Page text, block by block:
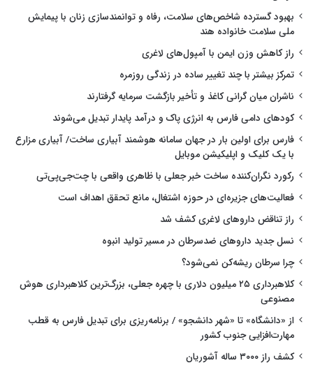
بهبود گسترده شاخص‌های سلامت، رفاه و توانمندسازی زنان با پیمایش
ملی سلامت خانواده هند
راز کاهش وزن ایمن با آمپول‌های لاغری
تمرکز بیشتر با چند تغییر ساده در زندگی روزمره
ناشران میان گرانی کاغذ و تأخیر بازگشت سرمایه گرفتارند
کودهای دامی فارس به انرژی پاک و درآمد پایدار تبدیل می‌شوند
فارس برای اولین بار در جهان سامانه هوشمند آبیاری ساخت/ آبیاری مزارع
با یک کلیک و اپلیکیشن موبایل
رکورد نگران‌کننده ساخت خبر جعلی با ظاهری واقعی با چت‌جی‌پی‌تی
فعالیت‌های جزیره‌ای در حوزه اشتغال، مانع تحقق اهداف است
راز تناقض داروهای لاغری کشف شد
نسل جدید داروهای ضدسرطان در مسیر تولید انبوه
چرا سرطان ریشه‌کن نمی‌شود؟
کلاهبرداری ۲۵ میلیون دلاری با چهره جعلی، بزرگ‌ترین کلاهبرداری هوش
مصنوعی
از «دانشگاه» تا «شهر دانشجو» / برنامه‌ریزی برای تبدیل فارس به قطب
مهارت‌افزایی جنوب کشور
کشف راز ۳۰۰۰ ساله آشوریان